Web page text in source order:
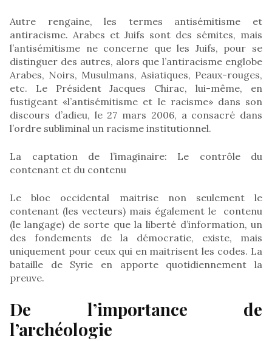
Autre rengaine, les termes antisémitisme et
antiracisme. Arabes et Juifs sont des sémites, mais
l’antisémitisme ne concerne que les Juifs, pour se
distinguer des autres, alors que l’antiracisme englobe
Arabes, Noirs, Musulmans, Asiatiques, Peaux-rouges,
etc. Le Président Jacques Chirac, lui-même, en
fustigeant «l’antisémitisme et le racisme» dans son
discours d’adieu, le 27 mars 2006, a consacré dans
l’ordre subliminal un racisme institutionnel.
La captation de l’imaginaire: Le contrôle du
contenant et du contenu
Le bloc occidental maitrise non seulement le
contenant (les vecteurs) mais également le contenu
(le langage) de sorte que la liberté d’information, un
des fondements de la démocratie, existe, mais
uniquement pour ceux qui en maitrisent les codes. La
bataille de Syrie en apporte quotidiennement la
preuve.
De l’importance de
l’archéologie